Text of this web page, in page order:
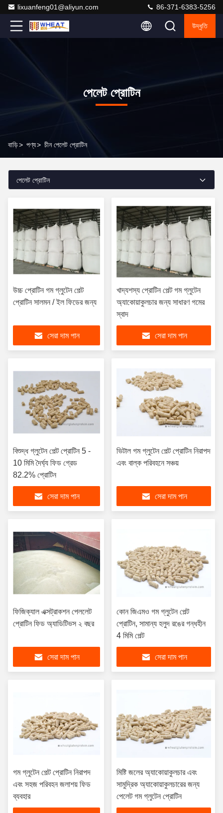
lixuanfeng01@aliyun.com 86-371-6383-5256
উদ্ধৃতি
পেলেট প্রোটিন
বাড়ি> পণ্য> চীন পেলেট প্রোটিন
পেলেট প্রোটিন
উচ্চ প্রোটিন গম গ্লুটেন পেল্ট
প্রোটিন সালমন / ইল ফিডের জন্য
সেরা দাম পান
খাদ্যশস্য প্রোটিন পেল্ট গম গ্লুটেন
অ্যাকোয়াকুলচার জন্য সাধারণ গমের
স্বাদ
সেরা দাম পান
বিশুদ্ধ গ্লুটেন পেল্ট প্রোটিন 5 -
10 মিমি দৈর্ঘ্য ফিড গ্রেড
82.2% প্রোটিন
সেরা দাম পান
ভিটাল গম গ্লুটেন পেল্ট প্রোটিন নিরাপদ
এবং বাল্ক পরিবহনে সঞ্চয়
সেরা দাম পান
ফিজিক্যাল এক্সট্রাকশন পেললেট
প্রোটিন ফিড অ্যাডিটিভস ২ বছর
সেরা দাম পান
কোন জিএমও গম গ্লুটেন পেল্ট
প্রোটিন, সামান্য হলুদ রঙের গন্ধহীন
4 মিমি পেল্ট
সেরা দাম পান
গম গ্লুটেন পেল্ট প্রোটিন নিরাপদ
এবং সহজ পরিবহন জলাশয় ফিড
ব্যবহার
মিষ্টি জলের অ্যাকোয়াকুলচার এবং
সামুদ্রিক অ্যাকোয়াকুলচারের জন্য
পেলেট গম গ্লুটেন প্রোটিন